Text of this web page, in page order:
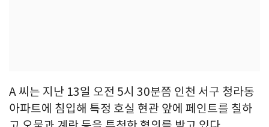
A 씨는 지난 13일 오전 5시 30분쯤 인천 서구 청라동
아파트에 침입해 특정 호실 현관 앞에 페인트를 칠하